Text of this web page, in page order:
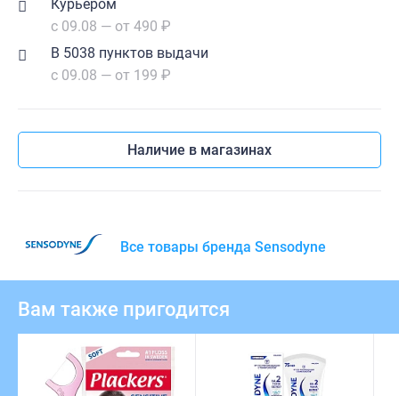
Курьером
с 09.08 — от 490 ₽
В 5038 пунктов выдачи
с 09.08 — от 199 ₽
Наличие в магазинах
Все товары бренда Sensodyne
Вам также пригодится